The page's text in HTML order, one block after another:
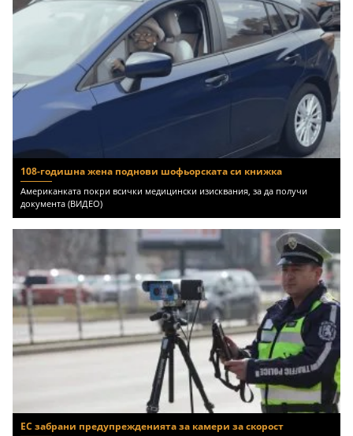
108-годишна жена поднови шофьорската си книжка
Американката покри всички медицински изисквания, за да получи
документа (ВИДЕО)
ЕС забрани предупрежденията за камери за скорост